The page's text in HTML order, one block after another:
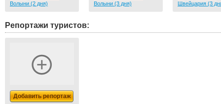
Волыни (2 дня)
Волыни (3 дня)
Швейцария (3
Репортажи туристов:
Добавить репортаж